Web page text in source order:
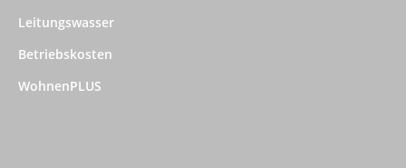
Leitungswasser
Betriebskosten
WohnenPLUS